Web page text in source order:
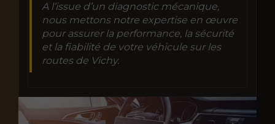
A l’issue d’un diagnostic mécanique,
nous mettons notre expertise en œuvre
pour assurer la performance, la sécurité
et la fiabilité de votre véhicule sur les
routes de Vichy.